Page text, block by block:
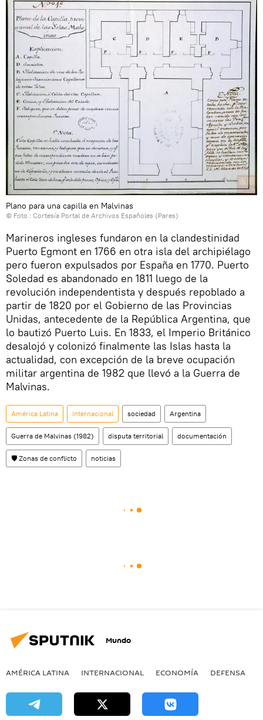
Plano para una capilla en Malvinas
© Foto : Cortesía Portal de Archivos Españoles (Pares)
Marineros ingleses fundaron en la clandestinidad
Puerto Egmont en 1766 en otra isla del archipiélago
pero fueron expulsados por España en 1770. Puerto
Soledad es abandonado en 1811 luego de la
revolución independentista y después repoblado a
partir de 1820 por el Gobierno de las Provincias
Unidas, antecedente de la República Argentina, que
lo bautizó Puerto Luis. En 1833, el Imperio Británico
desalojó y colonizó finalmente las Islas hasta la
actualidad, con excepción de la breve ocupación
militar argentina de 1982 que llevó a la Guerra de
Malvinas.
América Latina Internacional sociedad Argentina
Guerra de Malvinas (1982) disputa territorial documentación
🛡️ Zonas de conflicto noticias
Mundo
AMÉRICA LATINA INTERNACIONAL ECONOMÍA DEFENSA